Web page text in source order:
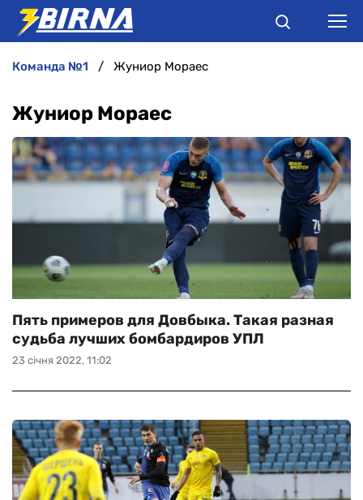
АНАЛІТИКА
ІНТЕРВ'Ю
РІЗНЕ
БУКМЕКЕРИ
команда №1 Жуниор Мораес
Жуниор Мораес
23 січня 2022, 11:02
Пять примеров для Довбыка. Такая разная
судьба лучших бомбардиров УПЛ